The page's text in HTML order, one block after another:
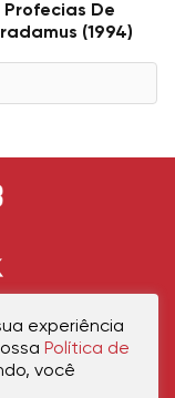
Profecias De
(1994)
ContatoSobre Nós
experiência
Política de
você